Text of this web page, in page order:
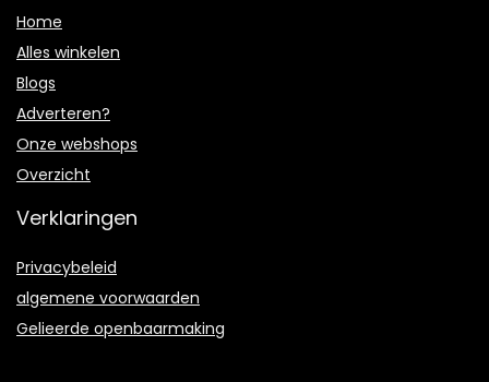
Home
Alles winkelen
Blogs
Adverteren?
Onze webshops
Overzicht
Verklaringen
Privacybeleid
algemene voorwaarden
Gelieerde openbaarmaking